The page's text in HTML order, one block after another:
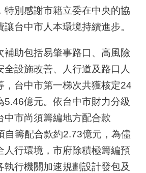
特別感謝市籍立委在中央的協
台中市人本環境持續進步。
補助包括易肇事路口、高風險
全設施改善、人行道及路口人
，台中市第一梯次共獲核定24
5.46億元。依台中市財力分級
中市尚須籌編地方配合款
自籌配合款約2.73億元，為儘
人行環境，市府除積極籌編預
執行機關加速規劃設計發包及